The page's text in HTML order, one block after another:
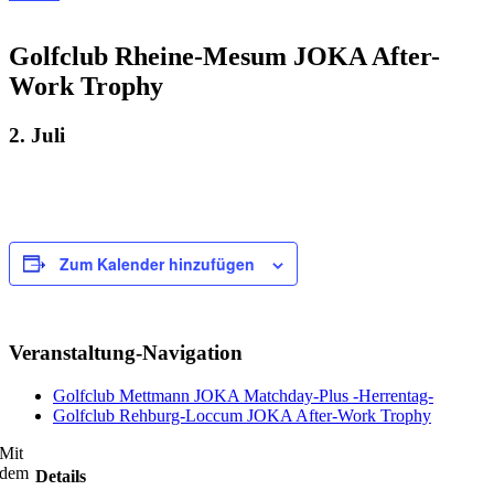
Golfclub Rheine-Mesum JOKA After-
Work Trophy
2. Juli
Zum Kalender hinzufügen
Veranstaltung-Navigation
Golfclub Mettmann JOKA Matchday-Plus -Herrentag-
Golfclub Rehburg-Loccum JOKA After-Work Trophy
Details
Mit
dem